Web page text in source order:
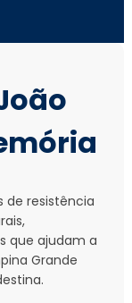
de resistência
que ajudam a
Grande